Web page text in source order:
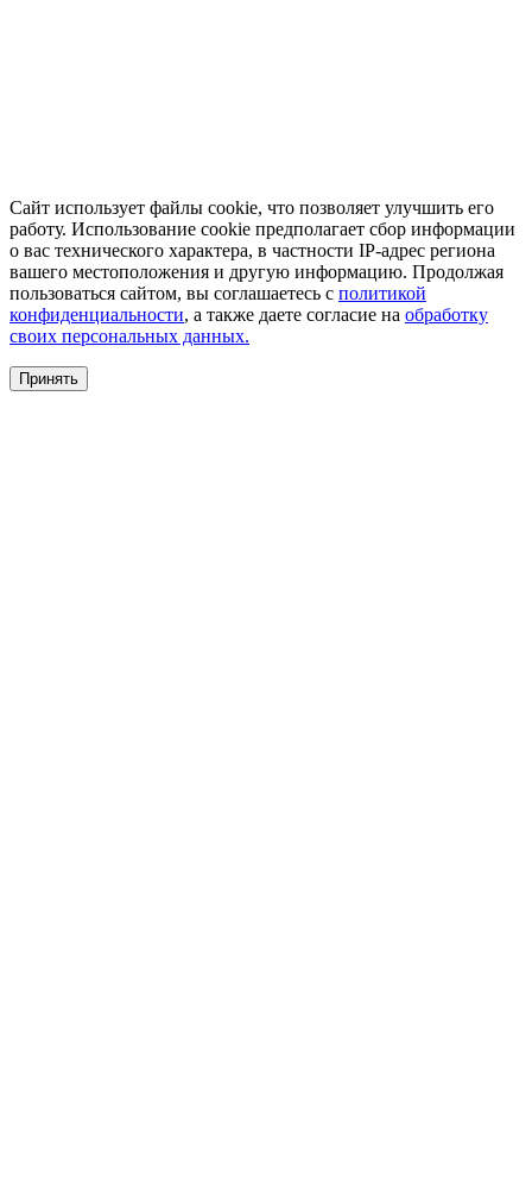
Сайт использует файлы cookie, что позволяет улучшить его
работу. Использование cookie предполагает сбор информации
о вас технического характера, в частности IP-адрес региона
вашего местоположения и другую информацию. Продолжая
пользоваться сайтом, вы соглашаетесь с политикой
конфиденциальности, а также даете согласие на обработку
своих персональных данных.
Принять